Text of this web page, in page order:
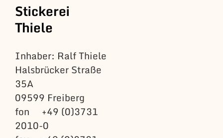
Stickerei
Thiele
Inhaber: Ralf Thiele
Halsbrücker Straße
35A
09599 Freiberg
fon +49 (0)3731
2010-0